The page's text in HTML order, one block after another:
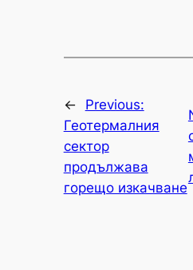
←
Previous:
Геотермалния
сектор
продължава
горещо изкачване